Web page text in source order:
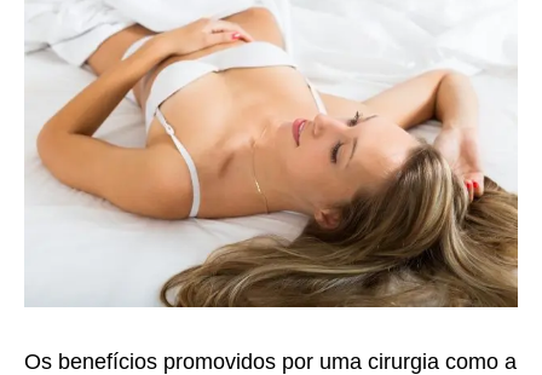
Os benefícios promovidos por uma cirurgia como a